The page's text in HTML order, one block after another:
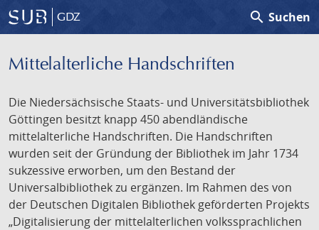
GDZ search Suchen
Mittelalterliche Handschriften
Die Niedersächsische Staats- und Universitätsbibliothek
Göttingen besitzt knapp 450 abendländische
mittelalterliche Handschriften. Die Handschriften
wurden seit der Gründung der Bibliothek im Jahr 1734
sukzessive erworben, um den Bestand der
Universalbibliothek zu ergänzen. Im Rahmen des von
der Deutschen Digitalen Bibliothek geförderten Projekts
„Digitalisierung der mittelalterlichen volkssprachlichen